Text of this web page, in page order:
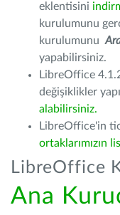
eklentisini
kurulumunu
kurulumunu
yapabilirsiniz.
LibreOffice
değişiklikler
alabilirsiniz.
LibreOffice'in
ortaklarımızın
LibreOffice
Ana